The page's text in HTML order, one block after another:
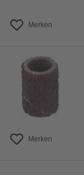
Merken
Merken